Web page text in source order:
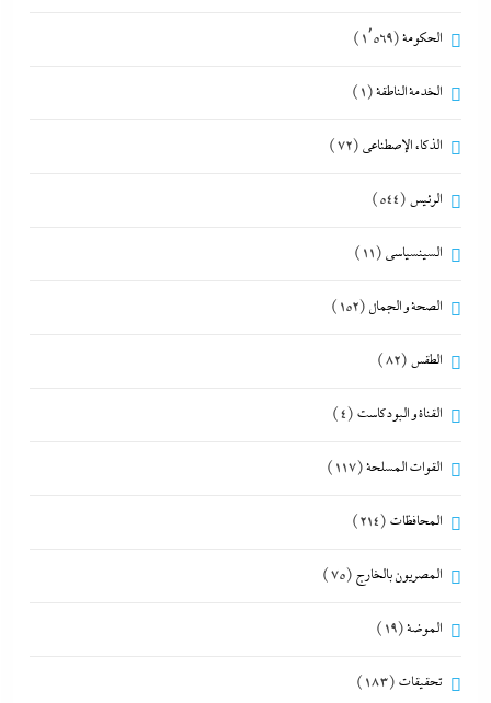
الحكومة(1٬569)
الخدمة الناطقة(1)
الذكاء الإصطناعي (72)
الرئيس (544)
السينسياسي (11)
الصحة و الجمال (152)
الطقس (82)
القناة و البودكاست (4)
القوات المسلحة(117)
المحافظات (214)
المصريون بالخارج (75)
الموضة(19)
تحقيقات (183)